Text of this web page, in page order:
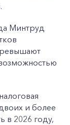
Минтруд
и более
в 2026 году,